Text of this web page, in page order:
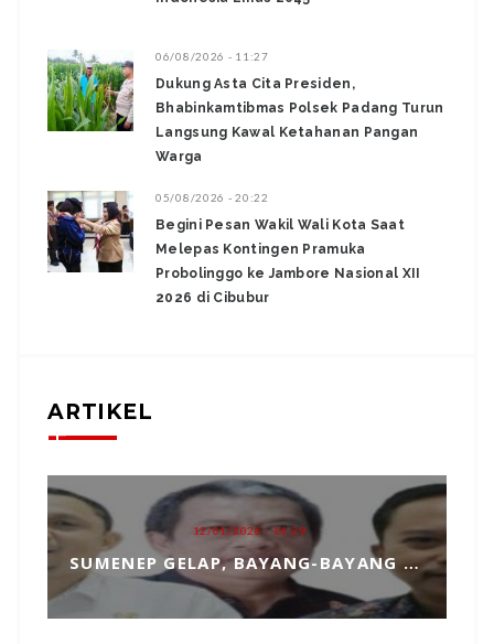
06/08/2026 - 11:27
Dukung Asta Cita Presiden,
Bhabinkamtibmas Polsek Padang Turun
Langsung Kawal Ketahanan Pangan
Warga
05/08/2026 - 20:22
Begini Pesan Wakil Wali Kota Saat
Melepas Kontingen Pramuka
Probolinggo ke Jambore Nasional XII
2026 di Cibubur
ARTIKEL
12/01/2026 - 14:39
SUMENEP GELAP, BAYANG-BAYANG MATAHARI KEMBAR HANTUI PENGANGKATAN SEKDA